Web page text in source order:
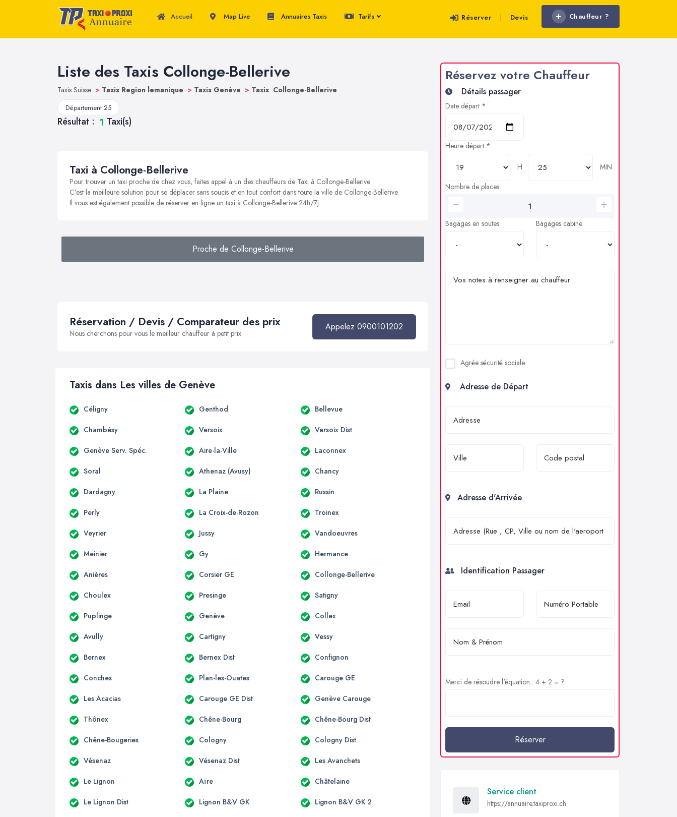
Accueil Map Live Annuaires Taxis Tarifs Réserver | Devis Chauffeur ?
Liste des Taxis Collonge-Bellerive
Taxis Suisse > Taxis Region lemanique > Taxis Genève > Taxis Collonge-Bellerive
Département 25
Résultat : 1 Taxi(s)
Taxi à Collonge-Bellerive
Pour trouver un taxi proche de chez vous, faites appel à un des chauffeurs de Taxi à Collonge-Bellerive .
C’est la meilleure solution pour se déplacer sans soucis et en tout confort dans toute la ville de Collonge-Bellerive.
Il vous est également possible de réserver en ligne un taxi à Collonge-Bellerive 24h/7j .
Proche de Collonge-Bellerive
Réservation / Devis / Comparateur des prix
Nous cherchons pour vous le meilleur chauffeur à petit prix
Appelez 0900101202
Taxis dans Les villes de Genève
Céligny Genthod Bellevue
Chambésy Versoix Versoix Dist
Genève Serv. Spéc. Aire-la-Ville Laconnex
Soral Athenaz (Avusy) Chancy
Dardagny La Plaine Russin
Perly La Croix-de-Rozon Troinex
Veyrier Jussy Vandoeuvres
Meinier Gy Hermance
Anières Corsier GE Collonge-Bellerive
Choulex Presinge Satigny
Puplinge Genève Collex
Avully Cartigny Vessy
Bernex Bernex Dist Confignon
Conches Plan-les-Ouates Carouge GE
Les Acacias Carouge GE Dist Genève Carouge
Thônex Chêne-Bourg Chêne-Bourg Dist
Chêne-Bougeries Cologny Cologny Dist
Vésenaz Vésenaz Dist Les Avanchets
Le Lignon Aïre Châtelaine
Le Lignon Dist Lignon B&V GK Lignon B&V GK 2
Réservez votre Chauffeur
Détails passager
Date départ *
Heure départ *
H
MIN
Nombre de places
Bagages en soutes Bagages cabine
Agrée sécurité sociale
Adresse de Départ
Adresse d'Arrivée
Identification Passager
Merci de résoudre l'équation : 4 + 2 = ?
Réserver
Service client
https://annuaire.taxiproxi.ch